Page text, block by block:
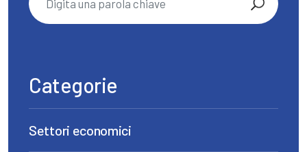
Categorie
Settori economici